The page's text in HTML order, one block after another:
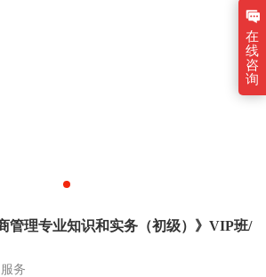
管理专业知识和实务（初级）》VIP班/
务
在
线
咨
询